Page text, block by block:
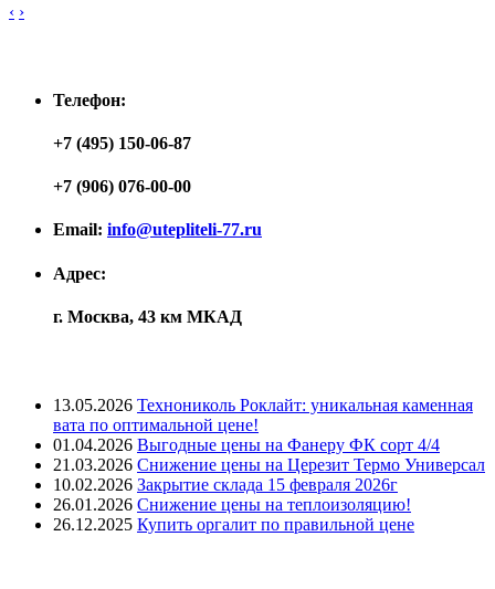
‹ ›
Телефон:
+7 (495) 150-06-87
+7 (906) 076-00-00
Email: info@utepliteli-77.ru
Адрес:
г. Москва, 43 км МКАД
13.05.2026 Технониколь Роклайт: уникальная каменная
вата по оптимальной цене!
01.04.2026 Выгодные цены на Фанеру ФК сорт 4/4
21.03.2026 Снижение цены на Церезит Термо Универсал
10.02.2026 Закрытие склада 15 февраля 2026г
26.01.2026 Снижение цены на теплоизоляцию!
26.12.2025 Купить оргалит по правильной цене